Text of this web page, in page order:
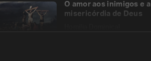
O amor aos inimigos e a
misericórdia de Deus